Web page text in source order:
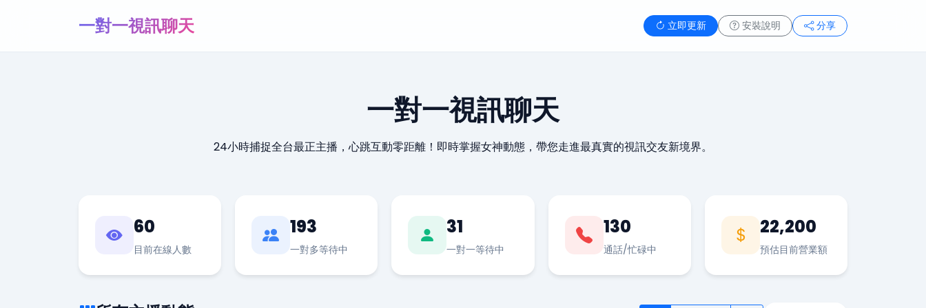
一對一視訊聊天 立即更新 安裝說明 分享
一對一視訊聊天
24小時捕捉全台最正主播，心跳互動零距離！即時掌握女神動態，帶您走進最真實的視訊交友新境界。
60
目前在線人數
193
一對多等待中
31
一對一等待中
130
通話/忙碌中
22,200
預估目前營業額